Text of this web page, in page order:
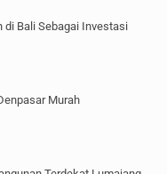
di Bali Sebagai Investasi
Murah